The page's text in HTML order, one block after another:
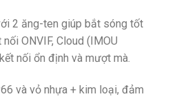
2 ăng-ten giúp bắt sóng tốt
ONVIF, Cloud (IMOU
nối ổn định và mượt mà.
và vỏ nhựa + kim loại, đảm